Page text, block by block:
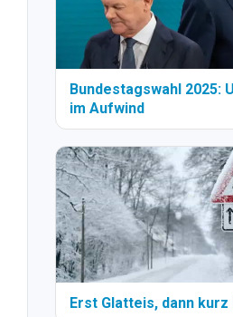
Bundestagswahl 2025:
im Aufwind
Erst Glatteis, dann kurz